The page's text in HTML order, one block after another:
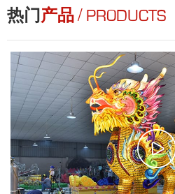
热门 产品/ PRODUCTS